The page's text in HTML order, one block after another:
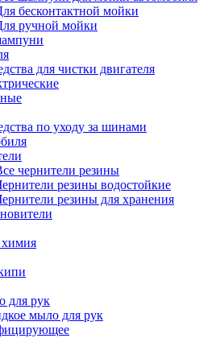
бесконтактной мойки
ручной мойки
для чистки двигателя
по уходу за шинами
чернители резины
резины водостойкие
резины для хранения
химия
для рук
мыло для рук